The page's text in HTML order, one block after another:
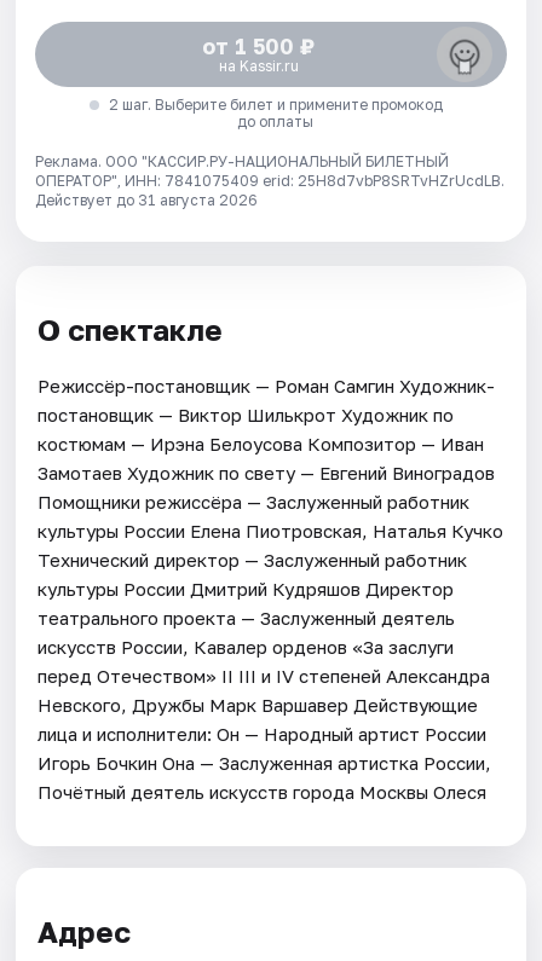
от 1 500 ₽
на Kassir.ru
2 шаг. Выберите билет и примените промокод
до оплаты
Реклама. ООО "КАССИР.РУ-НАЦИОНАЛЬНЫЙ БИЛЕТНЫЙ
ОПЕРАТОР", ИНН: 7841075409 erid: 25H8d7vbP8SRTvHZrUcdLB.
Действует до 31 августа 2026
О спектакле
Режиссёр-постановщик — Роман Самгин Художник-
постановщик — Виктор Шилькрот Художник по
костюмам — Ирэна Белоусова Композитор — Иван
Замотаев Художник по свету — Евгений Виноградов
Помощники режиссёра — Заслуженный работник
культуры России Елена Пиотровская, Наталья Кучко
Технический директор — Заслуженный работник
культуры России Дмитрий Кудряшов Директор
театрального проекта — Заслуженный деятель
искусств России, Кавалер орденов «За заслуги
перед Отечеством» II III и IV степеней Александра
Невского, Дружбы Марк Варшавер Действующие
лица и исполнители: Он — Народный артист России
Игорь Бочкин Она — Заслуженная артистка России,
Почётный деятель искусств города Москвы Олеся
Адрес